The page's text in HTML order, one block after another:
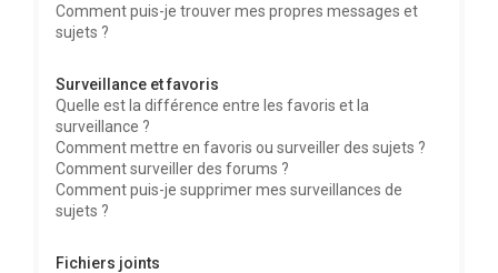
Comment puis-je trouver mes propres messages et
sujets ?
Surveillance et favoris
Quelle est la différence entre les favoris et la
surveillance ?
Comment mettre en favoris ou surveiller des sujets ?
Comment surveiller des forums ?
Comment puis-je supprimer mes surveillances de
sujets ?
Fichiers joints